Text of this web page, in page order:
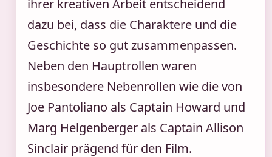
ihrer kreativen Arbeit entscheidend
dazu bei, dass die Charaktere und die
Geschichte so gut zusammenpassen.
Neben den Hauptrollen waren
insbesondere Nebenrollen wie die von
Joe Pantoliano als Captain Howard und
Marg Helgenberger als Captain Allison
Sinclair prägend für den Film.